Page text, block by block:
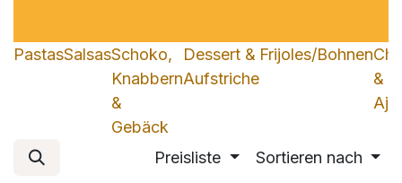
PastasSalsasSchoko,
Knabbern
&
Gebäck
Dessert &
Aufstriche
Frijoles/Bohnen
&
Preisliste Sortieren nach